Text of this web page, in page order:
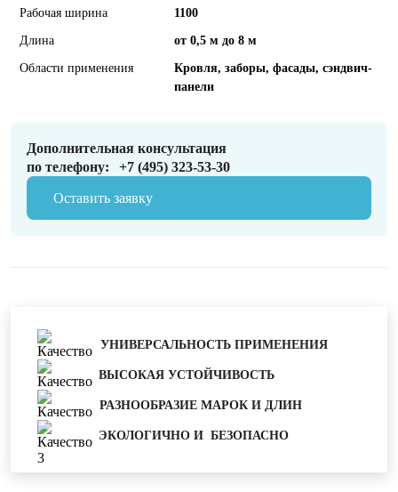
Рабочая ширина 1100
Длина от 0,5 м до 8 м
Области применения
Кровля, заборы, фасады, сэндвич-
панели
Дополнительная консультация
по телефону:
+7 (495) 323-53-30
Оставить заявку
УНИВЕРСАЛЬНОСТЬ ПРИМЕНЕНИЯ
ВЫСОКАЯ УСТОЙЧИВОСТЬ
РАЗНООБРАЗИЕ МАРОК И ДЛИН
ЭКОЛОГИЧНО И БЕЗОПАСНО